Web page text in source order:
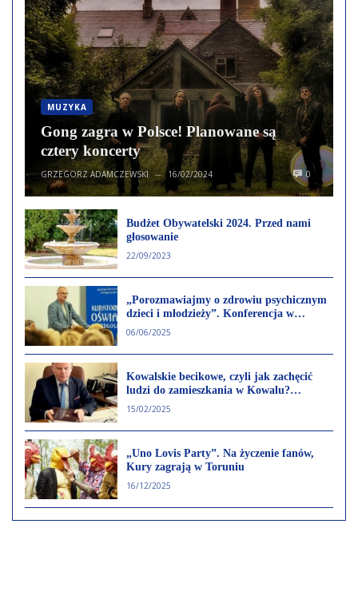
MUZYKA
Gong zagra w Polsce! Planowane są
cztery koncerty
GRZEGORZ ADAMCZEWSKI — 16/02/2024 0
Budżet Obywatelski 2024. Przed nami
głosowanie
22/09/2023
„Porozmawiajmy o zdrowiu psychicznym
dzieci i młodzieży”. Konferencja w
Ciechocinku
06/06/2025
Kowalskie becikowe, czyli jak zachęcić
ludzi do zamieszkania w Kowalu?
Rozmowa z burmistrzem Eugeniuszem
15/02/2025
„Uno Lovis Party”. Na życzenie fanów,
Kury zagrają w Toruniu
16/12/2025